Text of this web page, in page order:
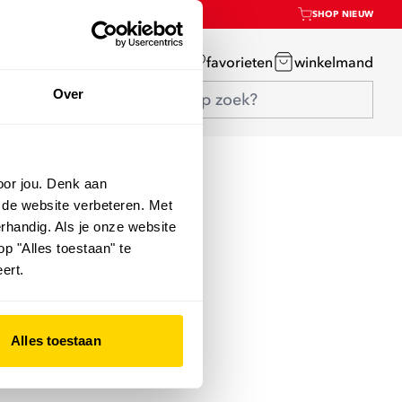
Over
jou. Denk aan
website verbeteren. Met
Als je onze website
"Alles toestaan" te
Alles toestaan
SHOP NIEUW
favorieten winkelmand